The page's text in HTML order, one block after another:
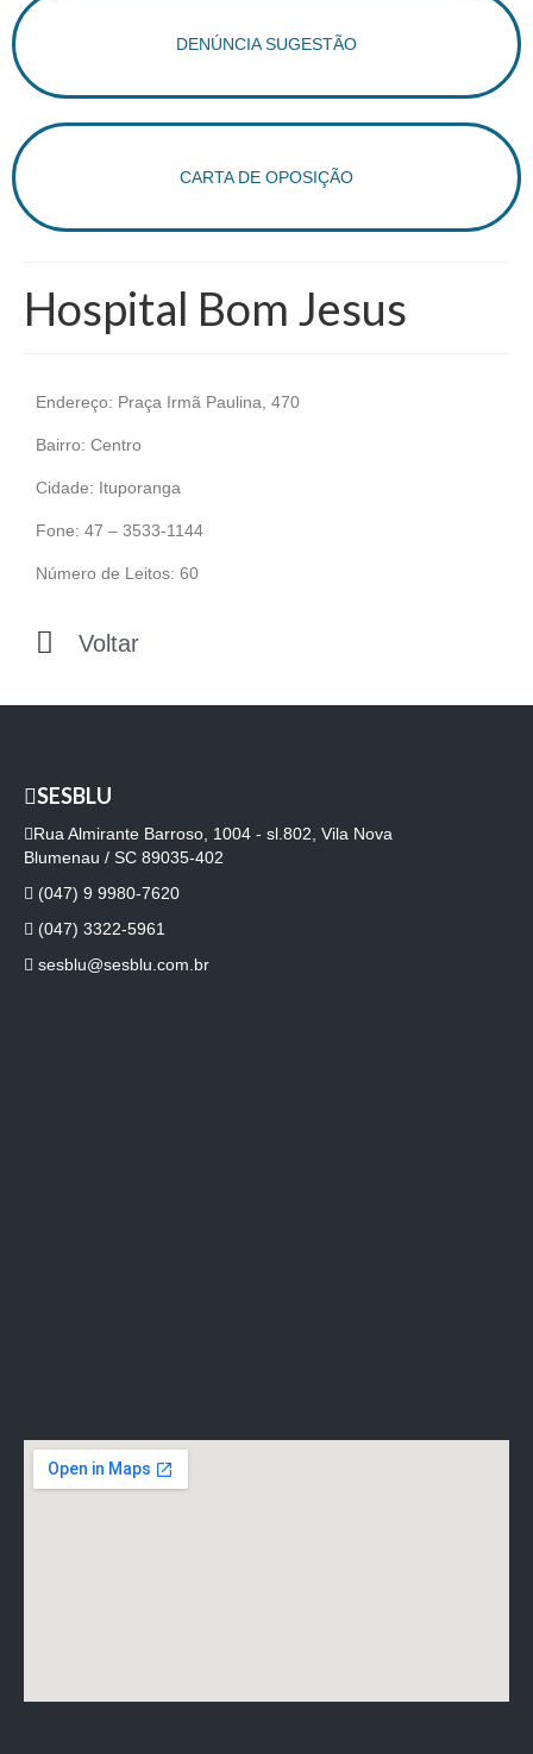
DENÚNCIA SUGESTÃO
CARTA DE OPOSIÇÃO
Hospital Bom Jesus
Endereço: Praça Irmã Paulina, 470
Bairro: Centro
Cidade: Ituporanga
Fone: 47 – 3533-1144
Número de Leitos: 60
Voltar
SESBLU
Rua Almirante Barroso, 1004 - sl.802, Vila Nova
Blumenau / SC 89035-402
(047) 9 9980-7620
(047) 3322-5961
sesblu@sesblu.com.br